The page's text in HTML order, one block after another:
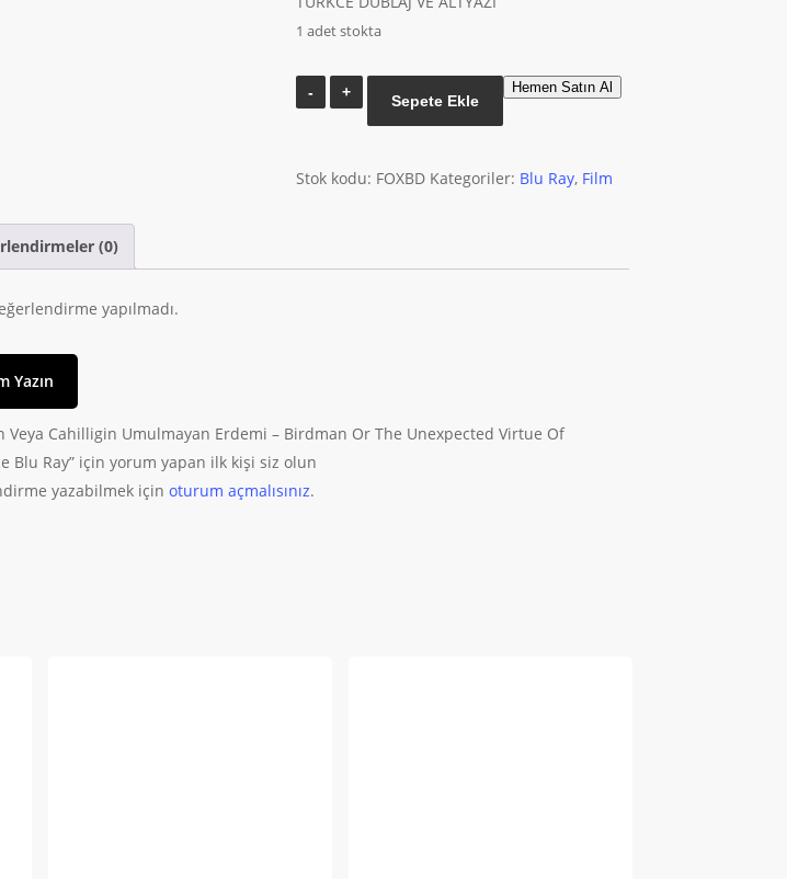
1 adet stokta
Birdman
Umulmayan
İgnorance
Sepete Ekle
Hemen Satın Al
Stok kodu: FOXBD Kategoriler: Blu Ray, Film
(0)
yapılmadı.
Yazın
Veya Cahilligin Umulmayan Erdemi – Birdman Or The Unexpected Virtue Of
Blu Ray” için yorum yapan ilk kişi siz olun
yazabilmek için oturum açmalısınız.